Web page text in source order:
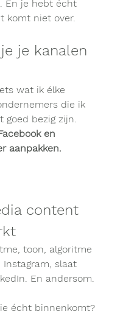
En je hebt écht
komt niet over.
je kanalen
wat ik élke
die ik
goed bezig zijn.
en
aanpakken.
content
toon, algoritme
Instagram, slaat
En andersom.
écht binnenkomt?